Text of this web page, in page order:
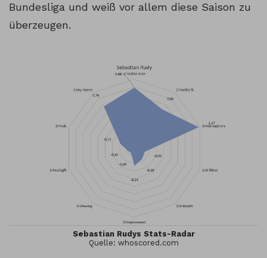
Bundesliga und weiß vor allem diese Saison zu
überzeugen.
Sebastian Rudys Stats-Radar
Quelle: whoscored.com